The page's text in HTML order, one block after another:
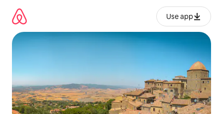
contenido
Use app